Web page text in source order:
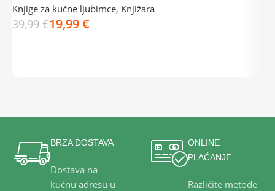
Knjige za kućne ljubimce, Knjižara
39,99€19,99€
BRZA DOSTAVA
Dostava na
kućnu adresu u
ONLINE
PLAĆANJE
Različite metode